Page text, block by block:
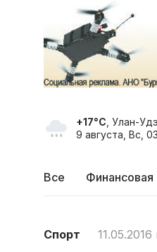
+17°C , Улан-Удэ
9 августа, Вс,
Все Финансовая
Спорт